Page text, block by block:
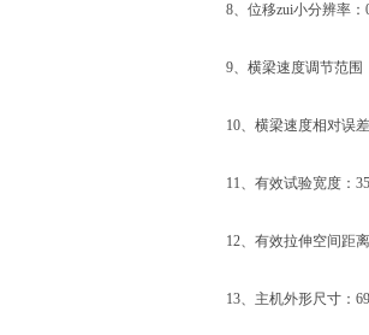
8、位移zui小分辨率：
9、横梁速度调节范围：
10、横梁速度相对误差
11、有效试验宽度：
12、有效拉伸空间距离
13、主机外形尺寸：